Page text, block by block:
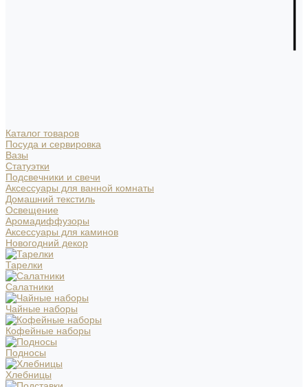
Каталог товаров
Посуда и сервировка
Вазы
Статуэтки
Подсвечники и свечи
Аксессуары для ванной комнаты
Домашний текстиль
Освещение
Аромадиффузоры
Аксессуары для каминов
Новогодний декор
Тарелки
Салатники
Чайные наборы
Кофейные наборы
Подносы
Хлебницы